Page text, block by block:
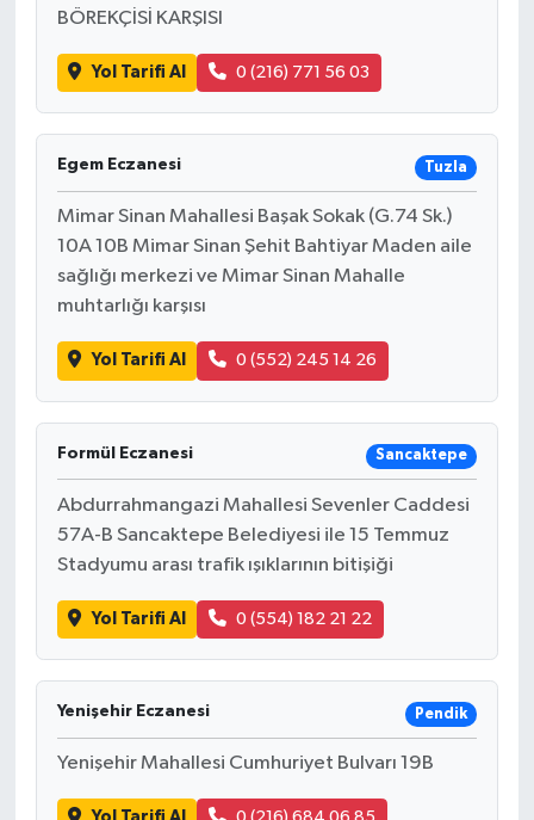
BÖREKÇİSİ KARŞISI
Yol Tarifi Al 0 (216) 771 56 03
Egem Eczanesi Tuzla
Mimar Sinan Mahallesi Başak Sokak (G.74 Sk.)
10A 10B Mimar Sinan Şehit Bahtiyar Maden aile
sağlığı merkezi ve Mimar Sinan Mahalle
muhtarlığı karşısı
Yol Tarifi Al 0 (552) 245 14 26
Formül Eczanesi Sancaktepe
Abdurrahmangazi Mahallesi Sevenler Caddesi
57A-B Sancaktepe Belediyesi ile 15 Temmuz
Stadyumu arası trafik ışıklarının bitişiği
Yol Tarifi Al 0 (554) 182 21 22
Yenişehir Eczanesi Pendik
Yenişehir Mahallesi Cumhuriyet Bulvarı 19B